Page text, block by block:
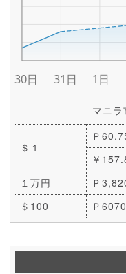
マニ
＄１
Ｐ
￥
１万円
Ｐ
＄100
Ｐ6070